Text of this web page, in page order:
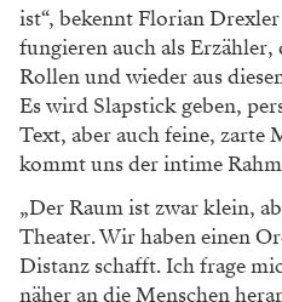
ist“, bekennt Florian
fungieren auch als
Rollen und wieder aus
Es wird Slapstick geben,
Text, aber auch feine, zarte
kommt uns der intime
„Der Raum ist zwar klein,
Theater. Wir haben einen
Distanz schafft. Ich frage
näher an die Menschen